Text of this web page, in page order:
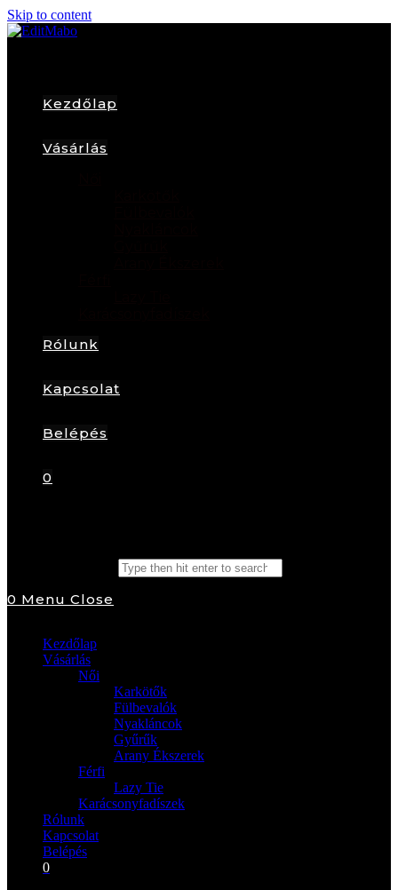
Skip to content
Kezdőlap
Vásárlás
Rólunk
Kapcsolat
Belépés
0
0 Menu Close
Kezdőlap
Vásárlás
Női
Karkötők
Fülbevalók
Nyakláncok
Gyűrűk
Arany Ékszerek
Férfi
Lazy Tie
Karácsonyfadíszek
Rólunk
Kapcsolat
Belépés
0